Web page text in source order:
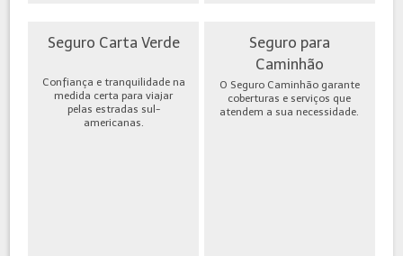
Seguro Carta Verde
Confiança e tranquilidade na
medida certa para viajar
pelas estradas sul-
americanas.
Seguro para
Caminhão
O Seguro Caminhão garante
coberturas e serviços que
atendem a sua necessidade.